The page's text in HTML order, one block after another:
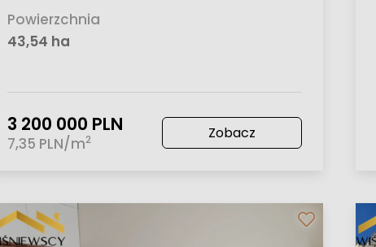
Powierzchnia
43,54 ha
3 200 000 PLN
7,35 PLN/m2 Zobacz